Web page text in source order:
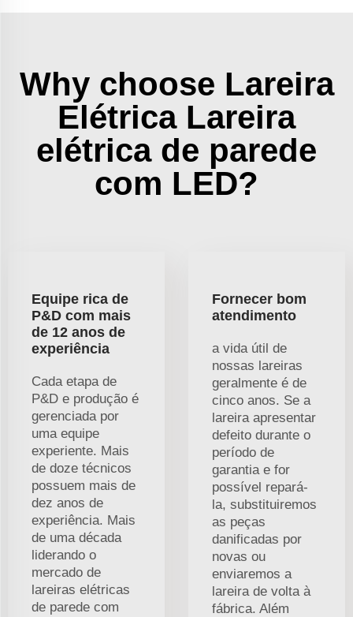
Why choose Lareira
Elétrica Lareira
elétrica de parede
com LED?
Equipe rica de
P&D com mais
de 12 anos de
experiência
Cada etapa de
P&D e produção é
gerenciada por
uma equipe
experiente. Mais
de doze técnicos
possuem mais de
dez anos de
experiência. Mais
de uma década
liderando o
mercado de
lareiras elétricas
de parede com
Fornecer bom
atendimento
a vida útil de
nossas lareiras
geralmente é de
cinco anos. Se a
lareira apresentar
defeito durante o
período de
garantia e for
possível repará-
la, substituiremos
as peças
danificadas por
novas ou
enviaremos a
lareira de volta à
fábrica. Além